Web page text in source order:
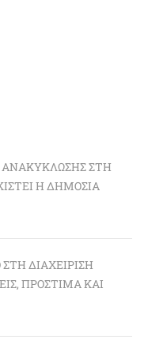
ΣΤΗ
Η ΔΗΜΌΣΙΑ
ΔΙΑΧΕΊΡΙΣΗ
ΠΡΌΣΤΙΜΑ ΚΑΙ